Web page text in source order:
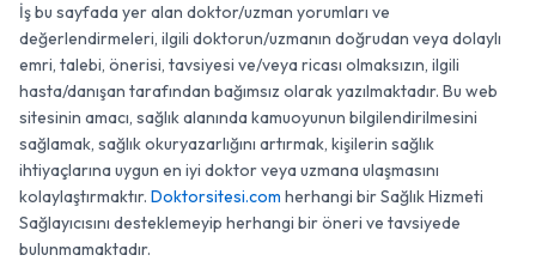
İş bu sayfada yer alan doktor/uzman yorumları ve
değerlendirmeleri, ilgili doktorun/uzmanın doğrudan veya dolaylı
emri, talebi, önerisi, tavsiyesi ve/veya ricası olmaksızın, ilgili
hasta/danışan tarafından bağımsız olarak yazılmaktadır. Bu web
sitesinin amacı, sağlık alanında kamuoyunun bilgilendirilmesini
sağlamak, sağlık okuryazarlığını artırmak, kişilerin sağlık
ihtiyaçlarına uygun en iyi doktor veya uzmana ulaşmasını
kolaylaştırmaktır. Doktorsitesi.com herhangi bir Sağlık Hizmeti
Sağlayıcısını desteklemeyip herhangi bir öneri ve tavsiyede
bulunmamaktadır.